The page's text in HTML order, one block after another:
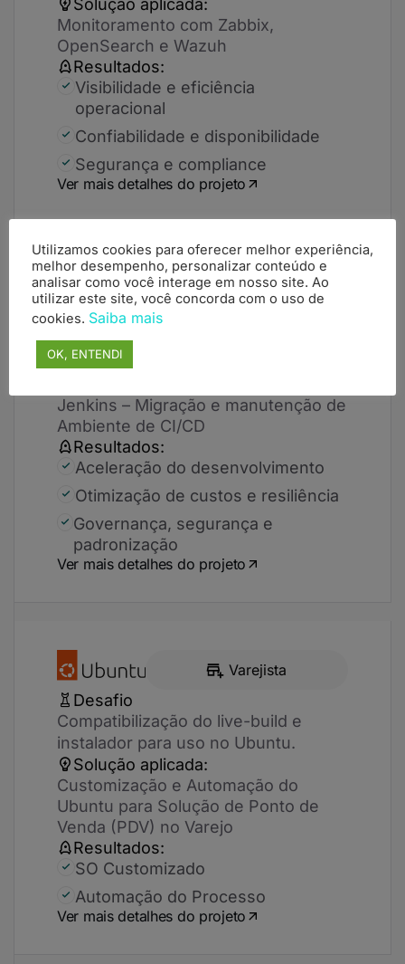
Solução aplicada:
Monitoramento com Zabbix,
OpenSearch e Wazuh
Resultados:
Visibilidade e eficiência
operacional
Confiabilidade e disponibilidade
Segurança e compliance
Ver mais detalhes do projeto
Financeiro
Desafio
Migrar Jenkins legado para EKS
seguro e escalável
Jenkins – Migração e manutenção de
Ambiente de CI/CD
Resultados:
Aceleração do desenvolvimento
Otimização de custos e resiliência
Governança, segurança e
padronização
Ver mais detalhes do projeto
Varejista
Desafio
Compatibilização do live-build e
instalador para uso no Ubuntu.
Solução aplicada:
Customização e Automação do
Ubuntu para Solução de Ponto de
Venda (PDV) no Varejo
Resultados:
SO Customizado
Automação do Processo
Ver mais detalhes do projeto
Utilizamos cookies para oferecer melhor experiência,
melhor desempenho, personalizar conteúdo e
analisar como você interage em nosso site. Ao
utilizar este site, você concorda com o uso de
cookies. Saiba mais
OK, ENTENDI